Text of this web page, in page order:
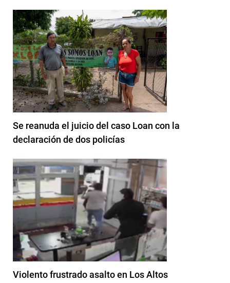
Se reanuda el juicio del caso Loan con la
declaración de dos policías
Violento frustrado asalto en Los Altos